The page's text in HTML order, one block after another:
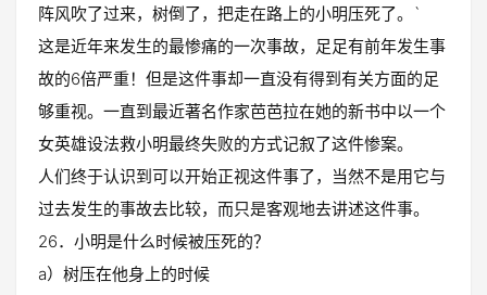
阵风吹了过来，树倒了，把走在路上的小明压死了。`
这是近年来发生的最惨痛的一次事故，足足有前年发生事
故的6倍严重！但是这件事却一直没有得到有关方面的足
够重视。一直到最近著名作家芭芭拉在她的新书中以一个
女英雄设法救小明最终失败的方式记叙了这件惨案。
人们终于认识到可以开始正视这件事了，当然不是用它与
过去发生的事故去比较，而只是客观地去讲述这件事。
26．小明是什么时候被压死的？
a）树压在他身上的时候